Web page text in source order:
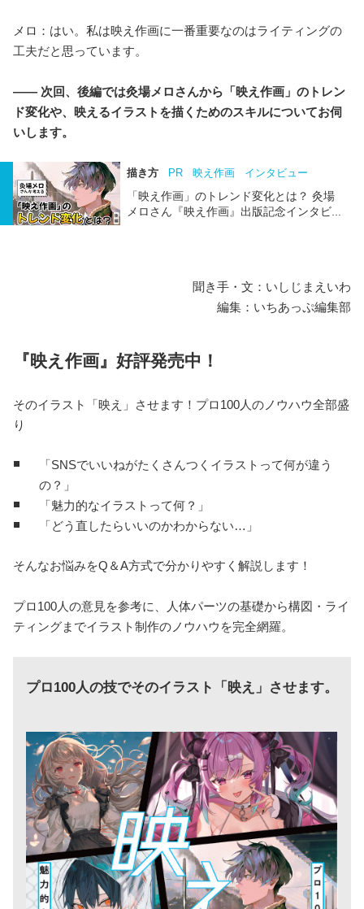
メロ：はい。私は映え作画に一番重要なのはライティングの
工夫だと思っています。
―― 次回、後編では灸場メロさんから「映え作画」のトレン
ド変化や、映えるイラストを描くためのスキルについてお伺
いします。
描き方 PR 映え作画 インタビュー
「映え作画」のトレンド変化とは？ 灸場
メロさん『映え作画』出版記念インタビ...
聞き手・文：いしじまえいわ
編集：いちあっぷ編集部
『映え作画』好評発売中！
そのイラスト「映え」させます！プロ100人のノウハウ全部盛
り
「SNSでいいねがたくさんつくイラストって何が違う
の？」
「魅力的なイラストって何？」
「どう直したらいいのかわからない…」
そんなお悩みをQ＆A方式で分かりやすく解説します！
プロ100人の意見を参考に、人体パーツの基礎から構図・ライ
ティングまでイラスト制作のノウハウを完全網羅。
プロ100人の技でそのイラスト「映え」させます。